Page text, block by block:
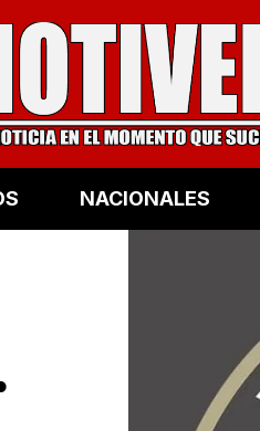
NACIONALES